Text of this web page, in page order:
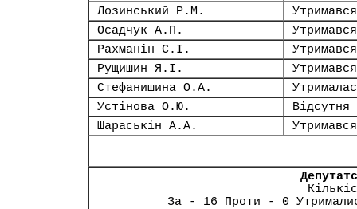
Лозинський Р.М.
Утримався
Осадчук А.П.
Утримався
Рахманін С.І.
Утримався
Рущишин Я.І.
Утримався
Стефанишина О.А.
Устінова О.Ю.
Відсутня
Шараськін А.А.
Утримався
За - 16 Проти - 0